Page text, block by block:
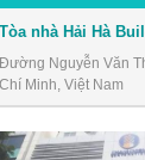
Đường Nguyễn Văn
Chí Minh, Việt Nam